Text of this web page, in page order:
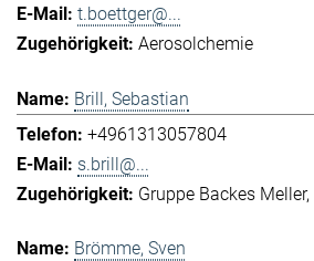
t.boettger@...
Aerosolchemie
Brill, Sebastian
+4961313057804
s.brill@...
Gruppe Backes Meller
Brömme, Sven